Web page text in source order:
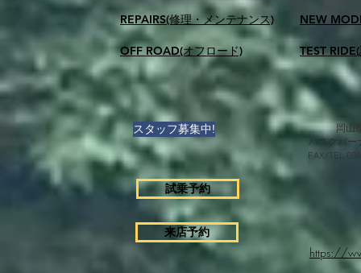
REPAIRS(修理・メンテナンス)
OFF ROAD(オフロード)
NEW
TEST
スタッフ募集中!
試乗予約
来店予約
岡山
ハスクバー
FAX/TEL
https://